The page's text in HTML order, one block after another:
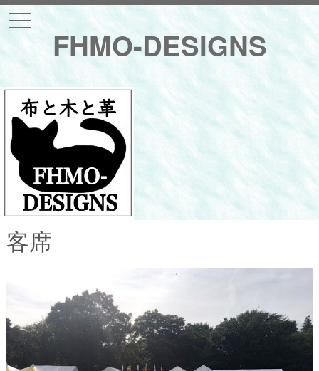
FHMO-DESIGNS
t
o
a
v
i
g
o
n
客席